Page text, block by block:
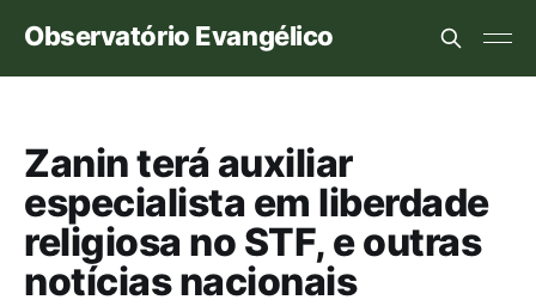
Observatório Evangélico
Zanin terá auxiliar
especialista em liberdade
religiosa no STF, e outras
notícias nacionais